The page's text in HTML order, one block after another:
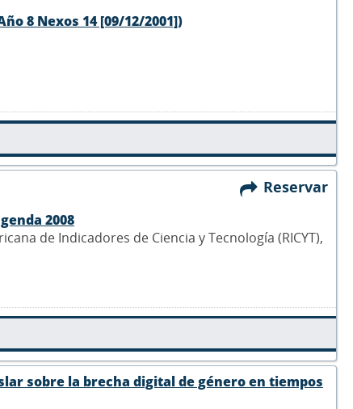
8 Nexos 14 [09/12/2001])
Reservar
2008
de Indicadores de Ciencia y Tecnología (RICYT),
sobre la brecha digital de género en tiempos